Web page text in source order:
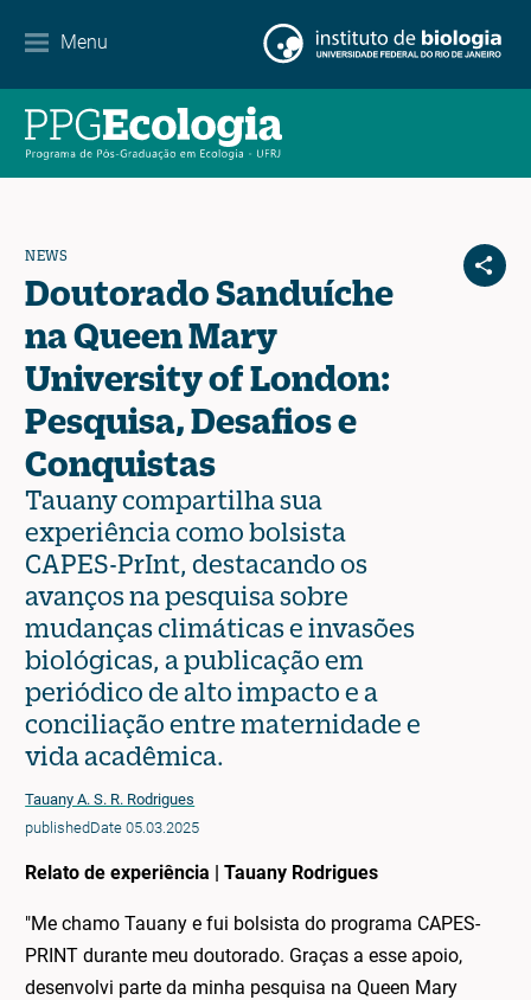
Menu
Contacto
NEWS
Doutorado Sanduíche
na Queen Mary
University of London:
Pesquisa, Desafios e
Conquistas
Tauany compartilha sua
experiência como bolsista
CAPES-PrInt, destacando os
avanços na pesquisa sobre
mudanças climáticas e invasões
biológicas, a publicação em
periódico de alto impacto e a
conciliação entre maternidade e
vida acadêmica.
Tauany A. S. R. Rodrigues
publishedDate 05.03.2025
Relato de experiência | Tauany Rodrigues
"Me chamo Tauany e fui bolsista do programa CAPES-
PRINT durante meu doutorado. Graças a esse apoio,
desenvolvi parte da minha pesquisa na Queen Mary